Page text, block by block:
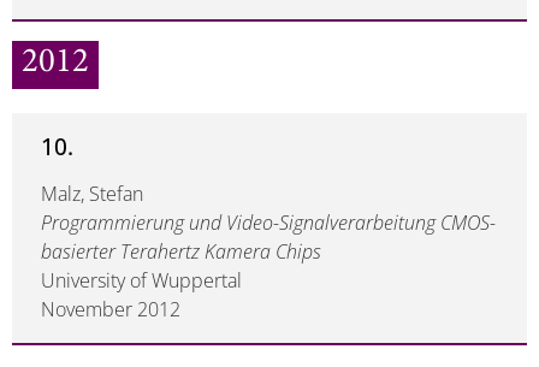
2012
10.
Malz, Stefan
Programmierung und Video-Signalverarbeitung CMOS-
basierter Terahertz Kamera Chips
University of Wuppertal
November 2012